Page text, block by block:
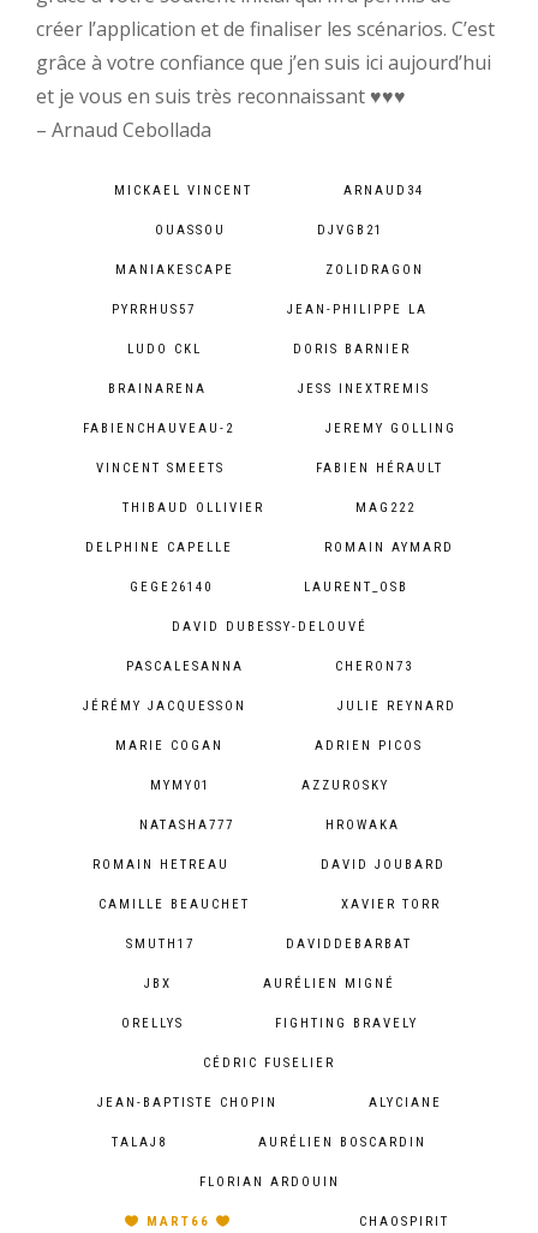
créer l’application et de finaliser les scénarios. C’est
grâce à votre confiance que j’en suis ici aujourd’hui
et je vous en suis très reconnaissant ♥︎♥︎♥︎
– Arnaud Cebollada
MICKAEL VINCENT ARNAUD34
OUASSOU DJVGB21
MANIAKESCAPE ZOLIDRAGON
PYRRHUS57 JEAN-PHILIPPE LA
LUDO CKL DORIS BARNIER
BRAINARENA JESS INEXTREMIS
FABIENCHAUVEAU-2 JEREMY GOLLING
VINCENT SMEETS FABIEN HÉRAULT
THIBAUD OLLIVIER MAG222
DELPHINE CAPELLE ROMAIN AYMARD
GEGE26140 LAURENT_OSB
DAVID DUBESSY-DELOUVÉ
PASCALESANNA CHERON73
JÉRÉMY JACQUESSON JULIE REYNARD
MARIE COGAN ADRIEN PICOS
MYMY01 AZZUROSKY
NATASHA777 HROWAKA
ROMAIN HETREAU DAVID JOUBARD
CAMILLE BEAUCHET XAVIER TORR
SMUTH17 DAVIDDEBARBAT
JBX AURÉLIEN MIGNÉ
ORELLYS FIGHTING BRAVELY
CÉDRIC FUSELIER
JEAN-BAPTISTE CHOPIN ALYCIANE
TALAJ8 AURÉLIEN BOSCARDIN
FLORIAN ARDOUIN
MART66 CHAOSPIRIT